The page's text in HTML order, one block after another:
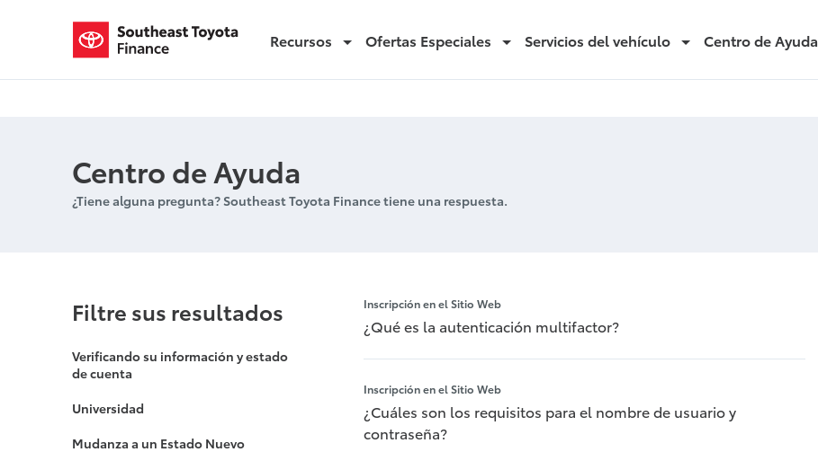
Inscripción en el Sitio Web Recursos Ofertas Especiales Servicios del vehículo Centro de Ayuda
Centro de Ayuda
¿Tiene alguna pregunta? Southeast Toyota Finance tiene una respuesta.
Inscripción en el Sitio Web
Filtre sus resultados
Verificando su información y estado
de cuenta
Universidad
Mudanza a un Estado Nuevo
Inscripción en el Sitio Web
¿Qué es la autenticación multifactor?
Inscripción en el Sitio Web
¿Cuáles son los requisitos para el nombre de usuario y
contraseña?